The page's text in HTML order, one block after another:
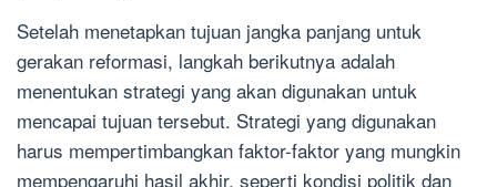
Setelah menetapkan tujuan jangka panjang untuk
gerakan reformasi, langkah berikutnya adalah
menentukan strategi yang akan digunakan untuk
mencapai tujuan tersebut. Strategi yang digunakan
harus mempertimbangkan faktor-faktor yang mungkin
mempengaruhi hasil akhir, seperti kondisi politik dan